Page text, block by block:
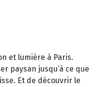
et lumière à Paris.
paysan jusqu’à ce que
Et de découvrir le